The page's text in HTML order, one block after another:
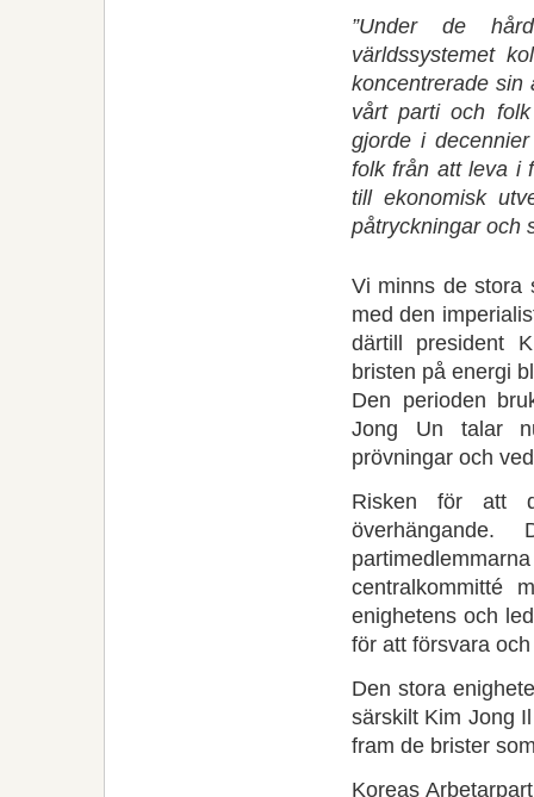
”Under de
världssystemet
koncentrerade sin
vårt parti och
gjorde i
folk från att leva i
till ekonomisk
påtryckningar och
Vi minns de stora
med den
därtill president
bristen på energi
Den perioden
Jong Un talar
prövningar och
Risken för att
centralkommitté
enighetens och
för att försvara
Den stora
särskilt Kim Jong
fram de brister
Koreas